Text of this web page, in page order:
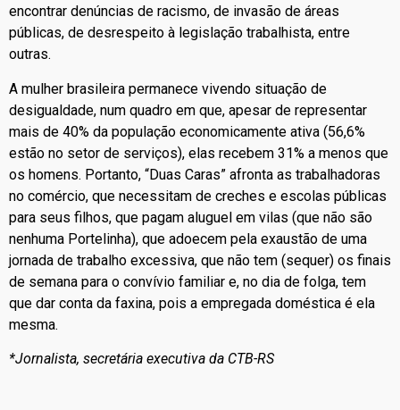
encontrar denúncias de racismo, de invasão de áreas
públicas, de desrespeito à legislação trabalhista, entre
outras.
A mulher brasileira permanece vivendo situação de
desigualdade, num quadro em que, apesar de representar
mais de 40% da população economicamente ativa (56,6%
estão no setor de serviços), elas recebem 31% a menos que
os homens. Portanto, “Duas Caras” afronta as trabalhadoras
no comércio, que necessitam de creches e escolas públicas
para seus filhos, que pagam aluguel em vilas (que não são
nenhuma Portelinha), que adoecem pela exaustão de uma
jornada de trabalho excessiva, que não tem (sequer) os finais
de semana para o convívio familiar e, no dia de folga, tem
que dar conta da faxina, pois a empregada doméstica é ela
mesma.
*Jornalista, secretária executiva da CTB-RS